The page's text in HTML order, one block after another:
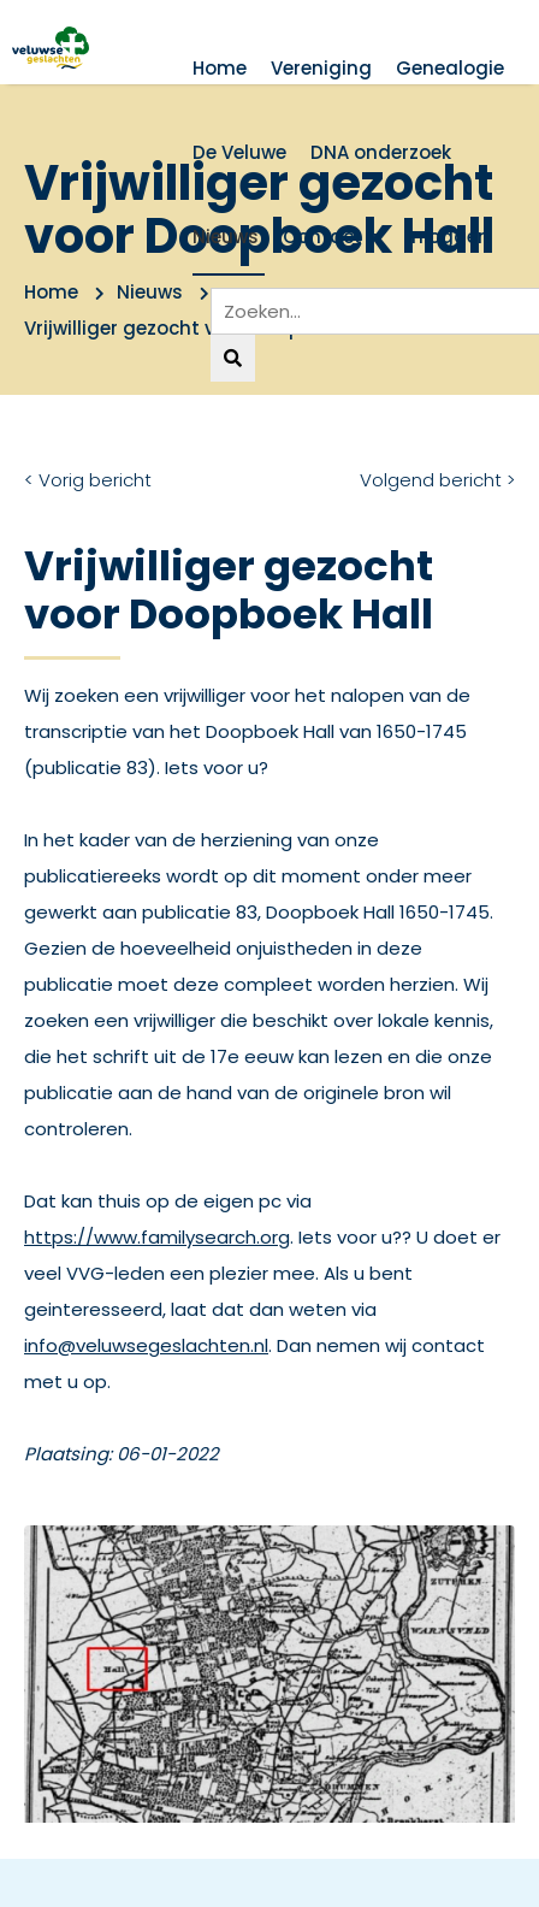
Home Vereniging Genealogie
De Veluwe DNA onderzoek
Nieuws Contact Inloggen
Vrijwilliger gezocht
voor Doopboek Hall
Home
Nieuws
Vrijwilliger gezocht voor Doopboek Hall
< Vorig bericht Volgend bericht >
Vrijwilliger gezocht
voor Doopboek Hall
Wij zoeken een vrijwilliger voor het nalopen van de
transcriptie van het Doopboek Hall van 1650-1745
(publicatie 83). Iets voor u?
In het kader van de herziening van onze
publicatiereeks wordt op dit moment onder meer
gewerkt aan publicatie 83, Doopboek Hall 1650-1745.
Gezien de hoeveelheid onjuistheden in deze
publicatie moet deze compleet worden herzien. Wij
zoeken een vrijwilliger die beschikt over lokale kennis,
die het schrift uit de 17e eeuw kan lezen en die onze
publicatie aan de hand van de originele bron wil
controleren.
Dat kan thuis op de eigen pc via
https://www.familysearch.org. Iets voor u?? U doet er
veel VVG-leden een plezier mee. Als u bent
geinteresseerd, laat dat dan weten via
info@veluwsegeslachten.nl. Dan nemen wij contact
met u op.
Plaatsing: 06-01-2022